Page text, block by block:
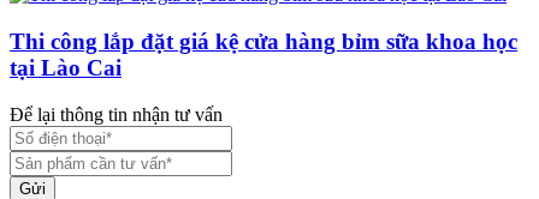
Thi công lắp đặt giá kệ cửa hàng bỉm sữa khoa học
tại Lào Cai
Để lại thông tin nhận tư vấn
Gửi